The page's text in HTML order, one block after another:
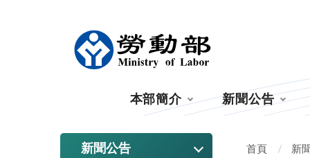
本部簡介 新聞公告
新聞公告 首頁 新